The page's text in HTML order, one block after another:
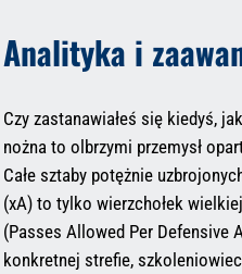
Analityka i
Czy zastanawiałeś się kiedyś,
nożna to olbrzymi przemysł
Całe sztaby potężnie
(xA) to tylko wierzchołek
(Passes Allowed Per Defensive
konkretnej strefie,